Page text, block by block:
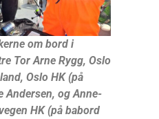
om bord i
Tor Arne Rygg, Oslo
Oslo HK (på
Andersen, og Anne-
HK (på babord